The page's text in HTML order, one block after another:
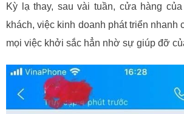
Kỳ lạ thay, sau vài tuần, cửa hàng
khách, việc kinh doanh phát triển nhanh
mọi việc khởi sắc hẳn nhờ sự giúp đỡ